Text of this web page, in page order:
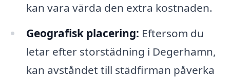
kan vara värda den extra kostnaden.
Geografisk placering: Eftersom du
letar efter storstädning i Degerhamn,
kan avståndet till städfirman påverka